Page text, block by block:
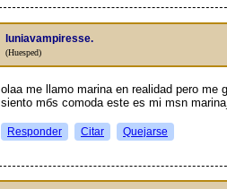
luniavampiresse.
(Huesped)
olaa me llamo marina en realidad pero
siento mбs comoda este es mi msn
Responder Citar Quejarse